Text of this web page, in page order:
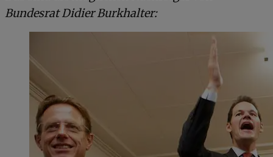
Bundesrat Didier Burkhalter: